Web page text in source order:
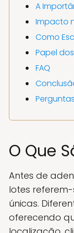
A
Impacto
Como
Papel
FAQ
O Que
Antes de
lotes
únicas.
oferecendo